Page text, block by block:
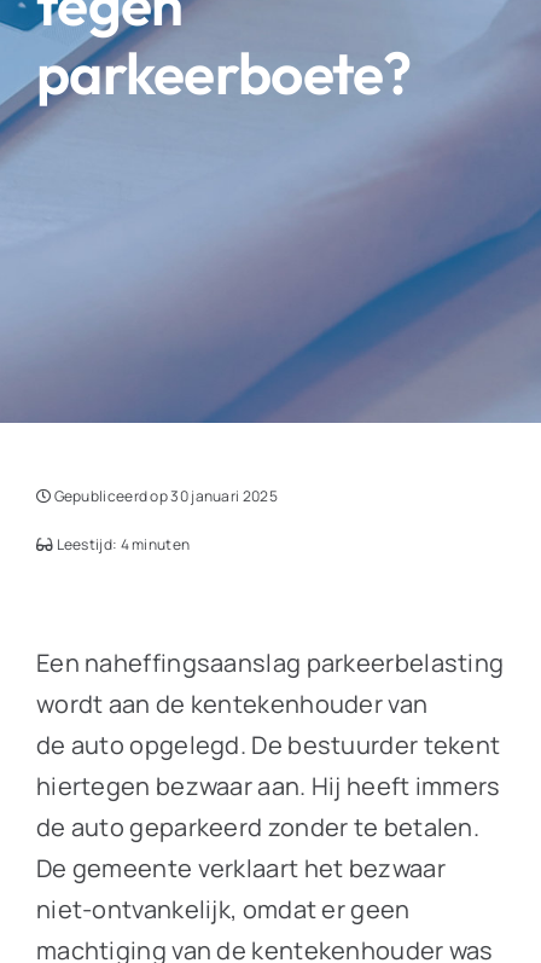
parkeerboete?
Gepubliceerd op 30 januari 2025
Leestijd: 4 minuten
Een naheffingsaanslag parkeerbelasting
wordt aan de kentekenhouder van
de auto opgelegd. De bestuurder tekent
hiertegen bezwaar aan. Hij heeft immers
de auto geparkeerd zonder te betalen.
De gemeente verklaart het bezwaar
niet-ontvankelijk, omdat er geen
machtiging van de kentekenhouder was